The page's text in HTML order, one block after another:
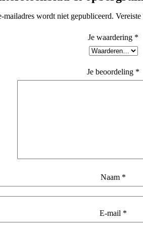
mailadres wordt niet gepubliceerd.
Je waardering *
Je beoordeling *
Naam *
E-mail *